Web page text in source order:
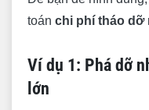
toán chi phí tháo dỡ
Ví dụ 1: Phá dỡ
lớn